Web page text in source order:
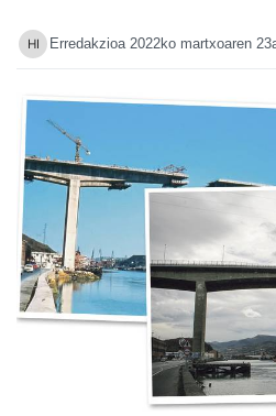
Erredakzioa 2022ko martxoaren